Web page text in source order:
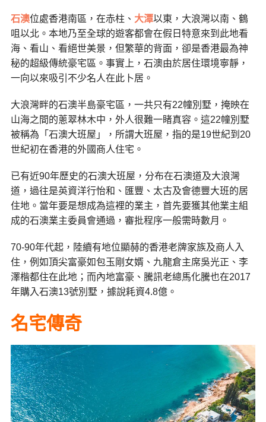
石澳位處香港南區，在赤柱、 大潭以東，大浪灣以南、鶴
咀以北。本地乃至全球的遊客都會在假日特意來到此地看
海、看山、看絕世美景，但繁華的背面，卻是香港最為神
秘的超級傳統豪宅區。事實上，石澳由於居住環境寧靜，
一向以來吸引不少名人在此卜居。
大浪灣畔的石澳半島豪宅區，一共只有22幢別墅，掩映在
山海之間的蔥翠林木中，外人很難一睹真容。這22幢別墅
被稱為「石澳大班屋」，所謂大班屋，指的是19世紀到20
世紀初在香港的外國商人住宅。
已有近90年歷史的石澳大班屋，分布在石澳道及大浪灣
道，過往是英資洋行怡和、匯豐、太古及會德豐大班的居
住地。當年要是想成為這裡的業主，首先要獲其他業主組
成的石澳業主委員會通過，審批程序一般需時數月。
70-90年代起，陸續有地位顯赫的香港老牌家族及商人入
住，例如頂尖富豪如包玉剛女婿、九龍倉主席吳光正、李
澤楷都住在此地；而內地富豪、騰訊老總馬化騰也在2017
年購入石澳13號別墅，據說耗資4.8億。
名宅傳奇